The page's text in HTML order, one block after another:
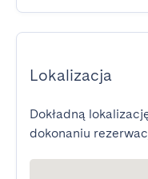
Lokalizacja
Dokładną
dokonaniu